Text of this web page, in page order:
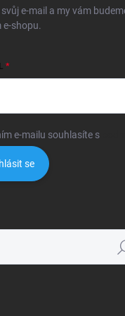
e-mail a my vám
e-shopu.
e-mailu souhlasíte s
se